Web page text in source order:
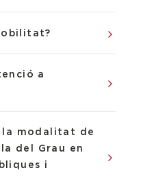
a
la modalitat de
del Grau en
i